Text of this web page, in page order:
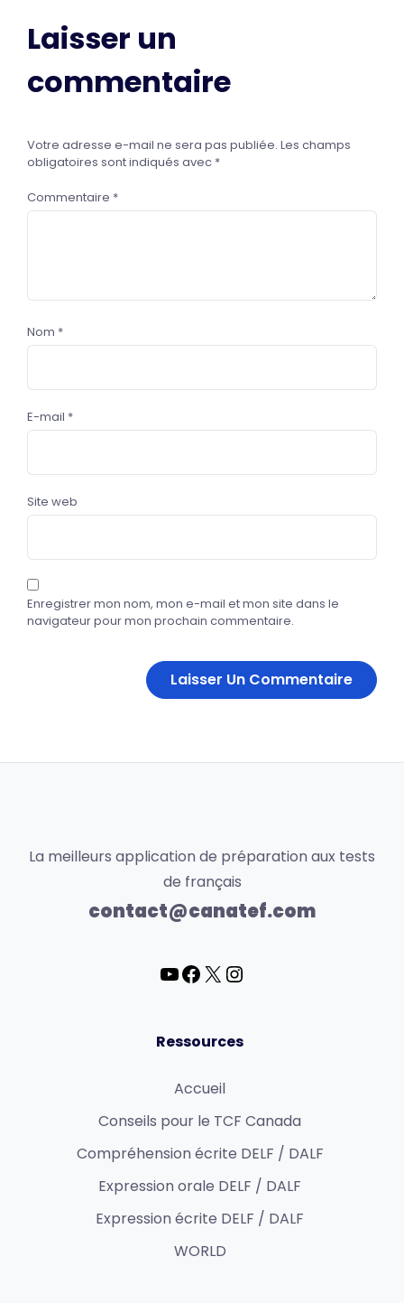
Laisser un
commentaire
Votre adresse e-mail ne sera pas publiée. Les champs
obligatoires sont indiqués avec *
Commentaire *
Nom *
E-mail *
Site web
Enregistrer mon nom, mon e-mail et mon site dans le
navigateur pour mon prochain commentaire.
La meilleurs application de préparation aux tests
de français
contact@canatef.com
Ressources
Accueil
Conseils pour le TCF Canada
Compréhension écrite DELF / DALF
Expression orale DELF / DALF
Expression écrite DELF / DALF
WORLD